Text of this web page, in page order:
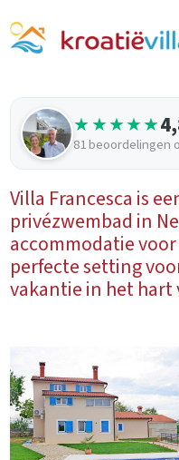
★★★★★
81 beoordelingen
Villa Francesca is
privézwembad in
accommodatie
perfecte setting
vakantie in het hart